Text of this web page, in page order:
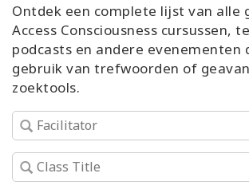
account
About
Access
Ontdek een complete lijst van alle
Access Consciousness cursussen,
podcasts en andere evenementen
gebruik van trefwoorden of
zoektools.